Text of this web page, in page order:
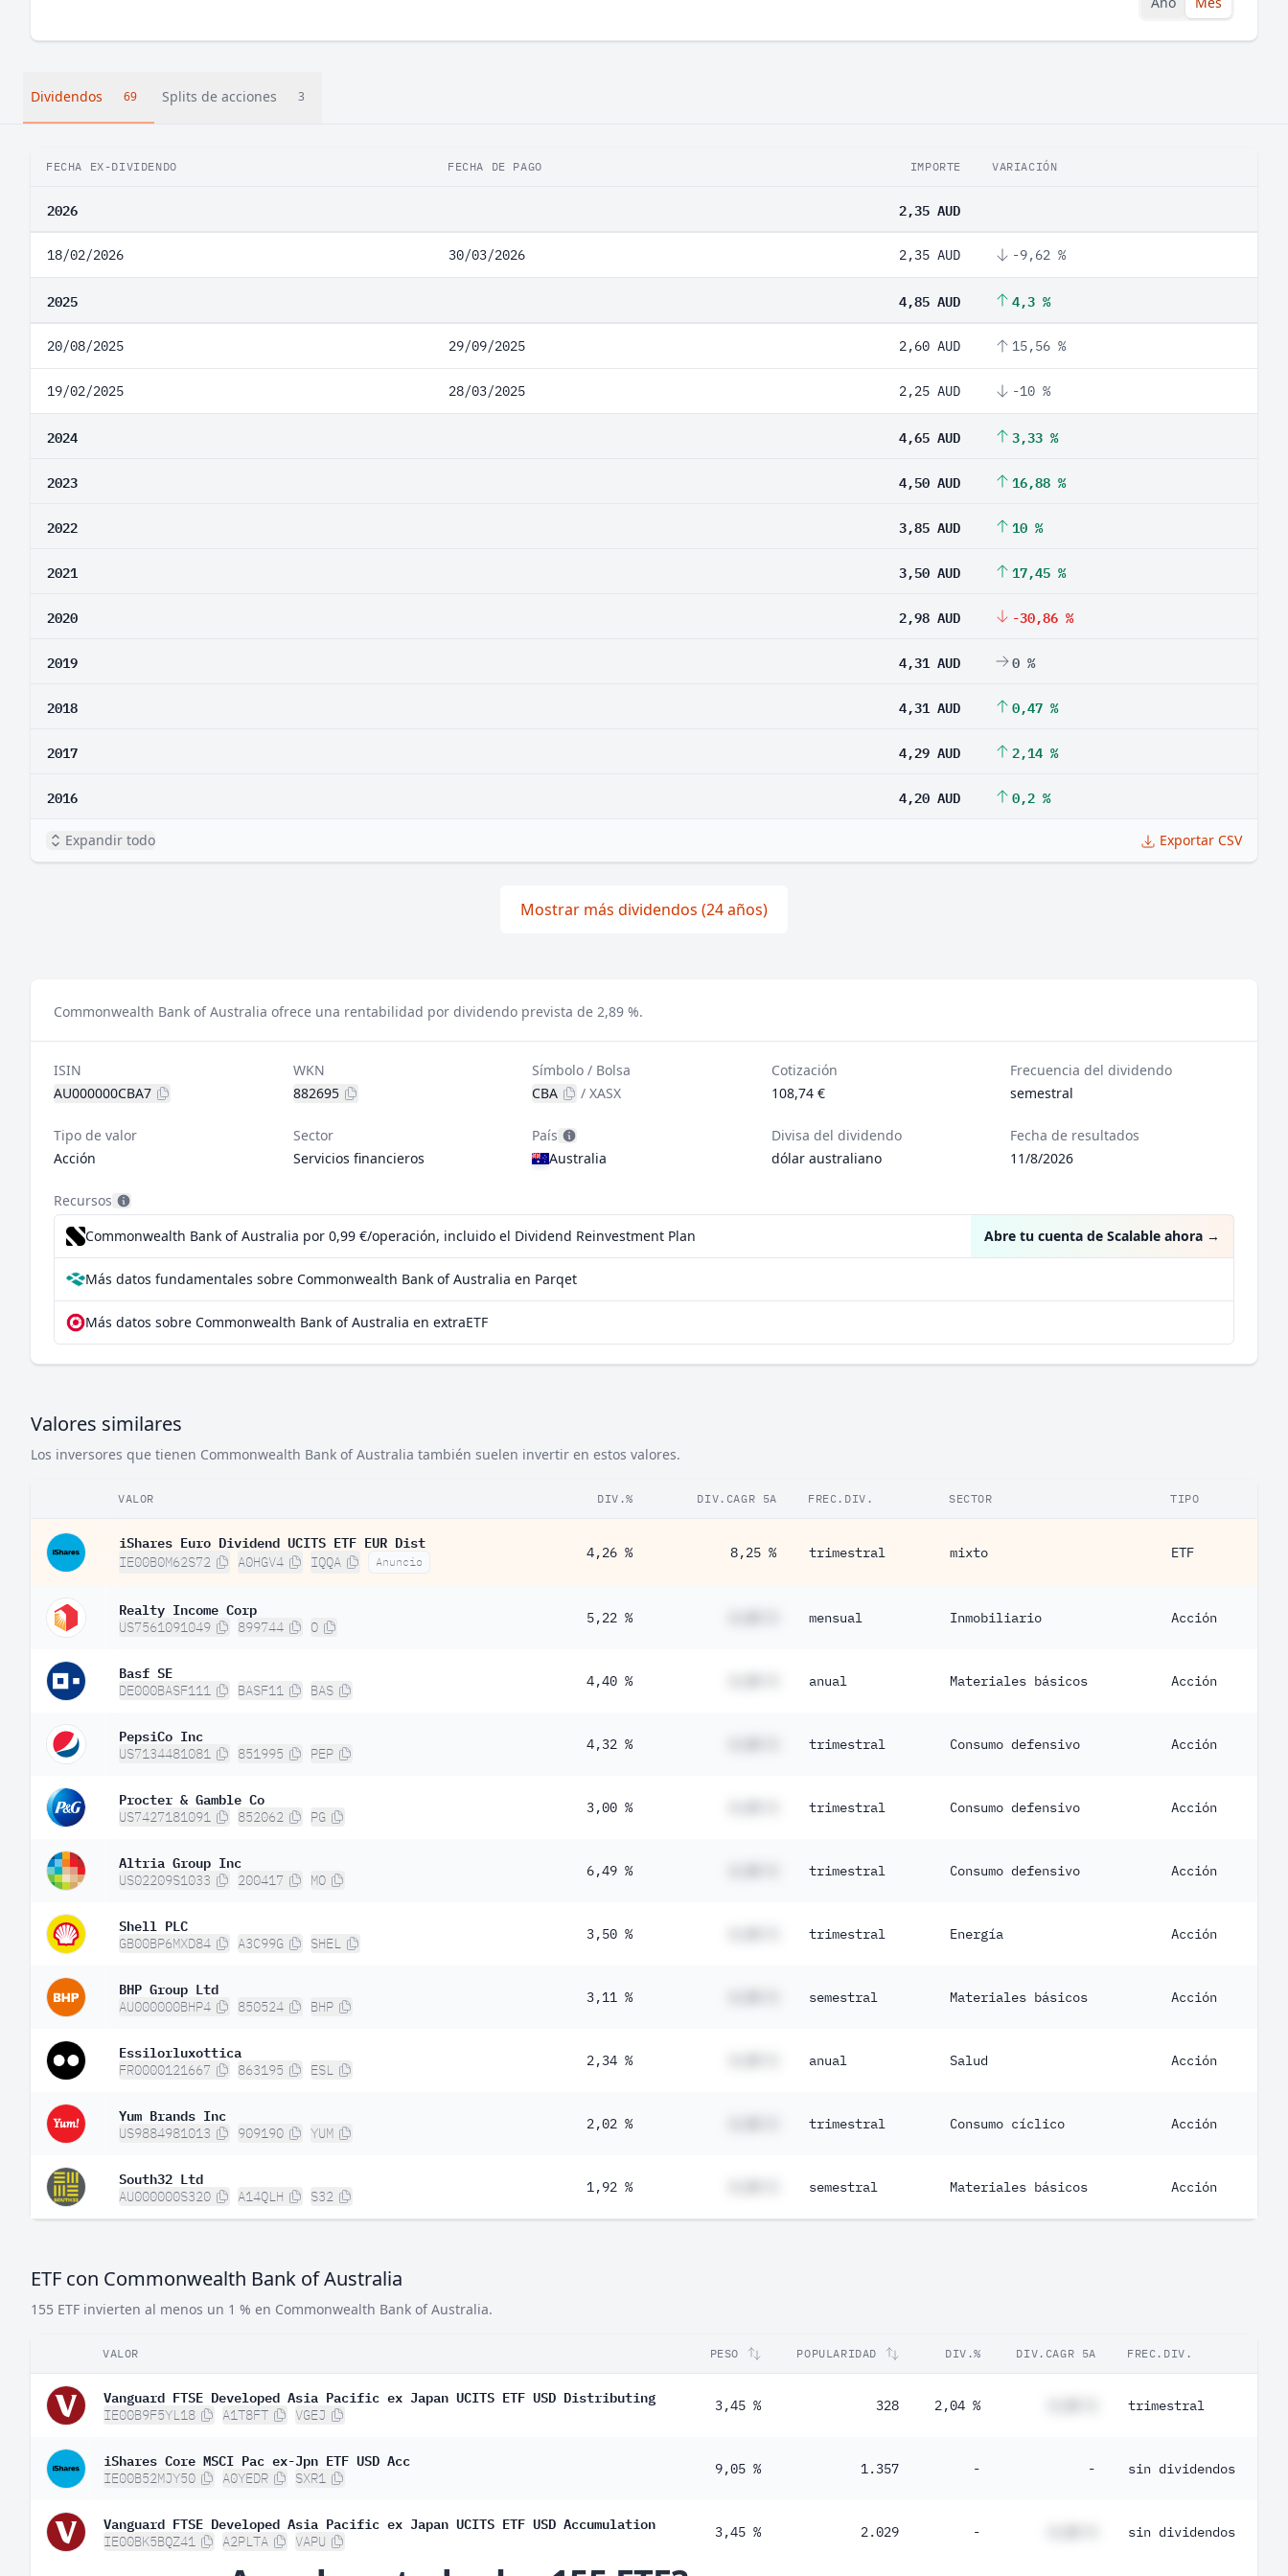
Dividendos 69 Splits de acciones 3
FECHA EX-DIVIDENDO FECHA DE PAGO IMPORTE VARIACIÓN
2026 2,35 AUD
18/02/2026 30/03/2026 2,35 AUD -9,62 %
2025 4,85 AUD 4,3 %
20/08/2025 29/09/2025 2,60 AUD 15,56 %
19/02/2025 28/03/2025 2,25 AUD -10 %
2024 4,65 AUD 3,33 %
2023 4,50 AUD 16,88 %
2022 3,85 AUD 10 %
2021 3,50 AUD 17,45 %
2020 2,98 AUD -30,86 %
2019 4,31 AUD 0 %
2018 4,31 AUD 0,47 %
2017 4,29 AUD 2,14 %
2016 4,20 AUD 0,2 %
Expandir todo Exportar CSV
Mostrar más dividendos (24 años)
Commonwealth Bank of Australia ofrece una rentabilidad por dividendo prevista de 2,89 %.
ISIN
AU000000CBA7
WKN
882695
Símbolo / Bolsa
CBA
/XASX
Cotización
108,74 €
Frecuencia del dividendo
semestral
Tipo de valor
Acción
Sector
Servicios financieros
País
Australia
Divisa del dividendo
dólar australiano
Fecha de resultados
11/8/2026
Recursos
Commonwealth Bank of Australia por 0,99 €/operación, incluido el Dividend Reinvestment Plan
Abre tu cuenta de Scalable ahora →
Más datos fundamentales sobre Commonwealth Bank of Australia en Parqet
Más datos sobre Commonwealth Bank of Australia en extraETF
Valores similares
Los inversores que tienen Commonwealth Bank of Australia también suelen invertir en estos valores.
VALOR DIV.% DIV.CAGR 5A FREC.DIV. SECTOR TIPO
iShares Euro Dividend UCITS ETF EUR Dist
IE00B0M62S72 A0HGV4 IQQA Anuncio
4,26 % 8,25 % trimestral mixto ETF
Realty Income Corp
US7561091049 899744 O
5,22 % mensual Inmobiliario Acción
Basf SE
DE000BASF111 BASF11 BAS
4,40 % anual Materiales básicos Acción
PepsiCo Inc
US7134481081 851995 PEP
4,32 % trimestral Consumo defensivo Acción
Procter & Gamble Co
US7427181091 852062 PG
3,00 % trimestral Consumo defensivo Acción
Altria Group Inc
US02209S1033 200417 MO
6,49 % trimestral Consumo defensivo Acción
Shell PLC
GB00BP6MXD84 A3C99G SHEL
3,50 % trimestral Energía Acción
BHP Group Ltd
AU000000BHP4 850524 BHP
3,11 % semestral Materiales básicos Acción
Essilorluxottica
FR0000121667 863195 ESL
2,34 % anual Salud Acción
Yum Brands Inc
US9884981013 909190 YUM
2,02 % trimestral Consumo cíclico Acción
South32 Ltd
AU000000S320 A14QLH S32
1,92 % semestral Materiales básicos Acción
ETF con Commonwealth Bank of Australia
155 ETF invierten al menos un 1 % en Commonwealth Bank of Australia.
VALOR PESO POPULARIDAD DIV.% DIV.CAGR 5A FREC.DIV.
Vanguard FTSE Developed Asia Pacific ex Japan UCITS ETF USD Distributing
IE00B9F5YL18 A1T8FT VGEJ
3,45 % 328 2,04 % trimestral
iShares Core MSCI Pac ex-Jpn ETF USD Acc
IE00B52MJY50 A0YEDR SXR1
9,05 % 1.357 - - sin dividendos
Vanguard FTSE Developed Asia Pacific ex Japan UCITS ETF USD Accumulation
IE00BK5BQZ41 A2PLTA VAPU
3,45 % 2.029 - sin dividendos